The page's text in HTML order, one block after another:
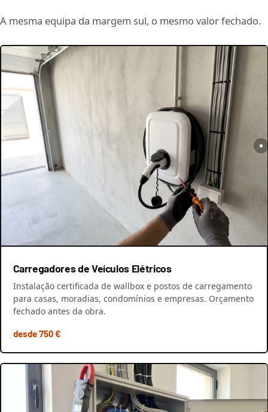
A mesma equipa da margem sul, o mesmo valor fechado.
Carregadores de Veículos Elétricos
Instalação certificada de wallbox e postos de carregamento
para casas, moradias, condomínios e empresas. Orçamento
fechado antes da obra.
desde 750 €